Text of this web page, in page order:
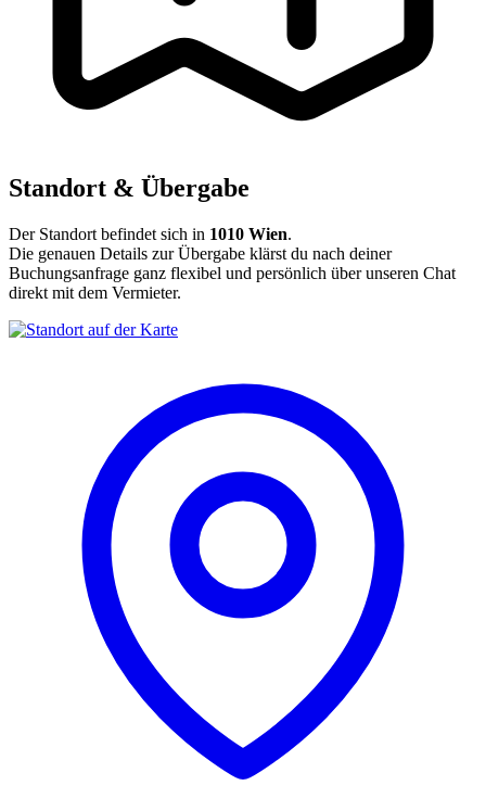
Standort & Übergabe
Der Standort befindet sich in 1010 Wien.
Die genauen Details zur Übergabe klärst du nach deiner
Buchungsanfrage ganz flexibel und persönlich über unseren Chat
direkt mit dem Vermieter.